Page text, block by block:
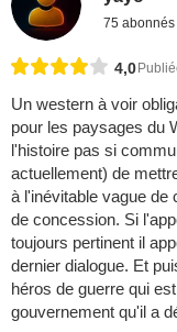
75 abonnés
4,0
Un western à voir
pour les paysages du
l'histoire pas si
actuellement) de
à l'inévitable vague de
de concession. Si
toujours pertinent il
dernier dialogue. Et
héros de guerre qui
gouvernement qu'il a